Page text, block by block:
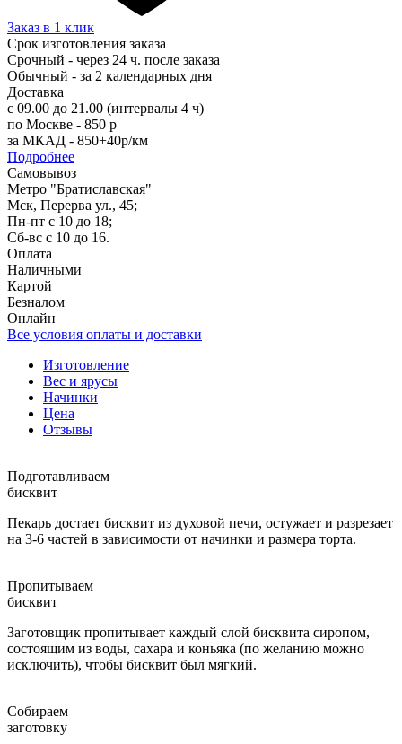
Заказ в 1 клик
Срок изготовления заказа
Срочный - через 24 ч. после заказа
Обычный - за 2 календарных дня
Доставка
с 09.00 до 21.00 (интервалы 4 ч)
по Москве - 850 р
за МКАД - 850+40р/км
Подробнее
Самовывоз
Метро "Братиславская"
Мск, Перерва ул., 45;
Пн-пт с 10 до 18;
Сб-вс с 10 до 16.
Оплата
Наличными
Картой
Безналом
Онлайн
Все условия оплаты и доставки
Изготовление
Вес и ярусы
Начинки
Цена
Отзывы
Подготавливаем
бисквит
Пекарь достает бисквит из духовой печи, остужает и разрезает
на 3-6 частей в зависимости от начинки и размера торта.
Пропитываем
бисквит
Заготовщик пропитывает каждый слой бисквита сиропом,
состоящим из воды, сахара и коньяка (по желанию можно
исключить), чтобы бисквит был мягкий.
Собираем
заготовку